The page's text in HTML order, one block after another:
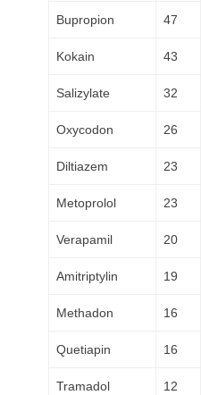
Bupropion 47
Kokain 43
Salizylate 32
Oxycodon 26
Diltiazem 23
Metoprolol 23
Verapamil 20
Amitriptylin 19
Methadon 16
Quetiapin 16
Tramadol 12